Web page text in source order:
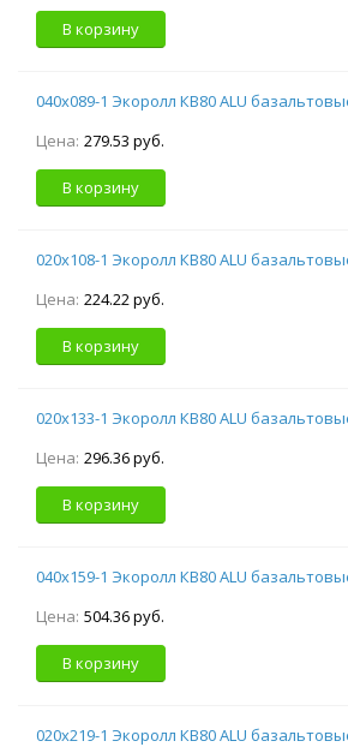
В корзину
040х089-1 Экоролл КВ80 ALU
Цена: 279.53 руб.
В корзину
020х108-1 Экоролл КВ80 ALU
Цена: 224.22 руб.
В корзину
020х133-1 Экоролл КВ80 ALU
Цена: 296.36 руб.
В корзину
040х159-1 Экоролл КВ80 ALU
Цена: 504.36 руб.
В корзину
020х219-1 Экоролл КВ80 ALU